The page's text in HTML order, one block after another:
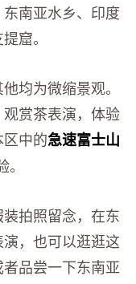
南亚水乡、印度
窟。
均为微缩景观。
赏茶表演，体验
中的急速富士山
拍照留念，在东
，也可以逛逛这
品尝一下东南亚